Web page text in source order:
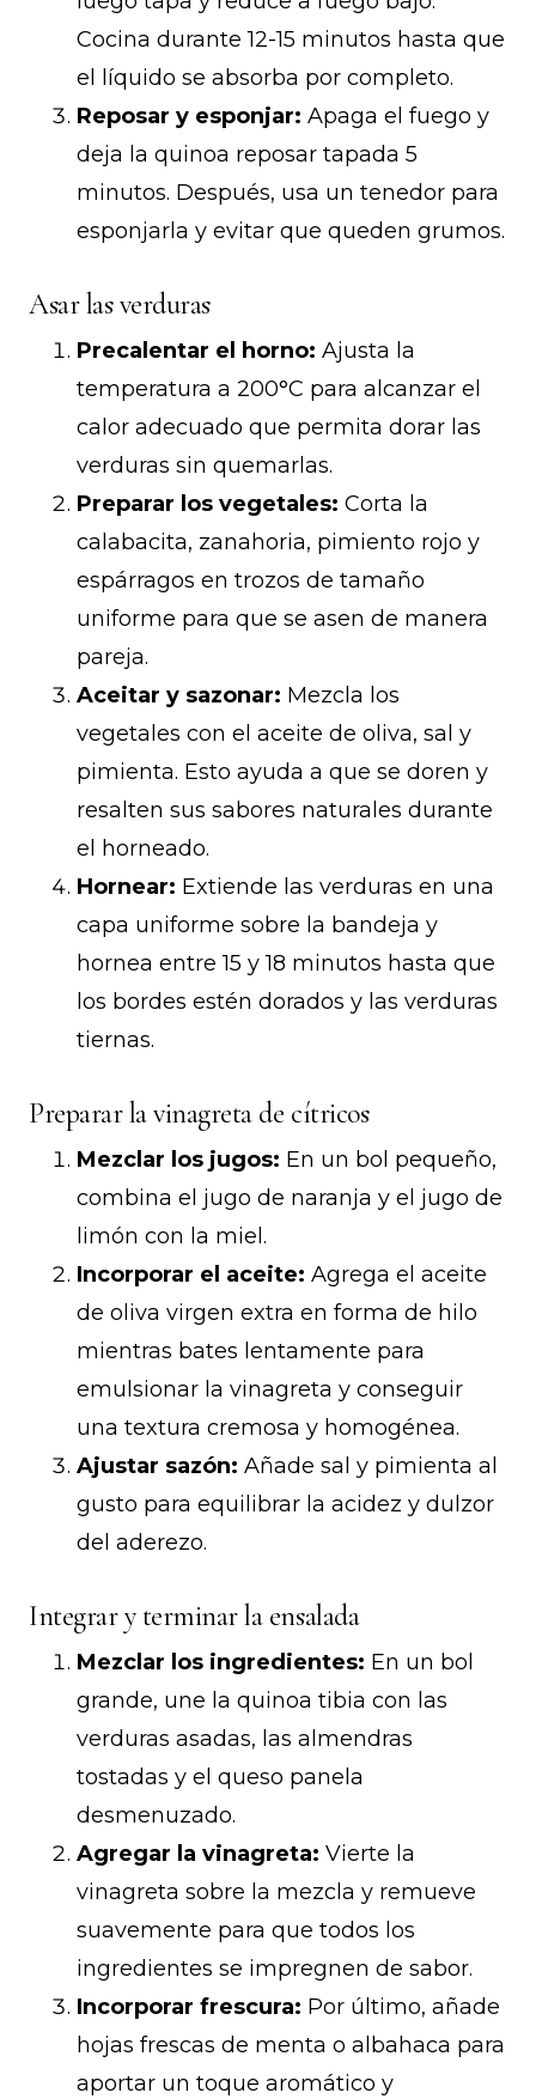
Cocina durante 12-15 minutos hasta que
el líquido se absorba por completo.
Reposar y esponjar: Apaga el fuego y
deja la quinoa reposar tapada 5
minutos. Después, usa un tenedor para
esponjarla y evitar que queden grumos.
Asar las verduras
Precalentar el horno: Ajusta la
temperatura a 200°C para alcanzar el
calor adecuado que permita dorar las
verduras sin quemarlas.
Preparar los vegetales: Corta la
calabacita, zanahoria, pimiento rojo y
espárragos en trozos de tamaño
uniforme para que se asen de manera
pareja.
Aceitar y sazonar: Mezcla los
vegetales con el aceite de oliva, sal y
pimienta. Esto ayuda a que se doren y
resalten sus sabores naturales durante
el horneado.
Hornear: Extiende las verduras en una
capa uniforme sobre la bandeja y
hornea entre 15 y 18 minutos hasta que
los bordes estén dorados y las verduras
tiernas.
Preparar la vinagreta de cítricos
Mezclar los jugos: En un bol pequeño,
combina el jugo de naranja y el jugo de
limón con la miel.
Incorporar el aceite: Agrega el aceite
de oliva virgen extra en forma de hilo
mientras bates lentamente para
emulsionar la vinagreta y conseguir
una textura cremosa y homogénea.
Ajustar sazón: Añade sal y pimienta al
gusto para equilibrar la acidez y dulzor
del aderezo.
Integrar y terminar la ensalada
Mezclar los ingredientes: En un bol
grande, une la quinoa tibia con las
verduras asadas, las almendras
tostadas y el queso panela
desmenuzado.
Agregar la vinagreta: Vierte la
vinagreta sobre la mezcla y remueve
suavemente para que todos los
ingredientes se impregnen de sabor.
Incorporar frescura: Por último, añade
hojas frescas de menta o albahaca para
aportar un toque aromático y